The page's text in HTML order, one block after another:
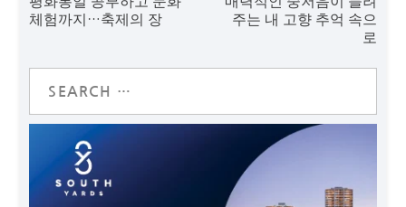
체험까지…축제의 장
주는 내 고향 추억 속으
로